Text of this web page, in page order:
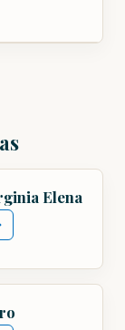
Elena